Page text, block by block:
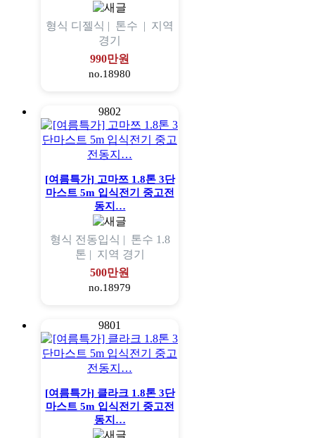
형식 디젤식 | 톤수 | 지역
경기
990만원
no.18980
9802
[여름특가] 고마쯔 1.8톤 3단
마스트 5m 입식전기 중고전
동지…
형식 전동입식 | 톤수 1.8
톤 | 지역 경기
500만원
no.18979
9801
[여름특가] 클라크 1.8톤 3단
마스트 5m 입식전기 중고전
동지…